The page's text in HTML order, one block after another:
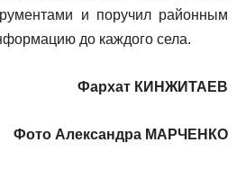
и поручил районным
до каждого села.
Фархат КИНЖИТАЕВ
Фото Александра МАРЧЕНКО